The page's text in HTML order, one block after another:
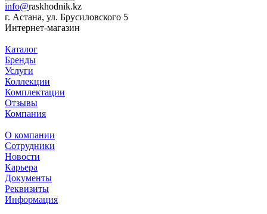
info@raskhodnik.kz
г. Астана, ул. Брусиловского 5
Интернет-магазин
Каталог
Бренды
Услуги
Коллекции
Комплектации
Отзывы
Компания
О компании
Сотрудники
Новости
Карьера
Документы
Реквизиты
Информация